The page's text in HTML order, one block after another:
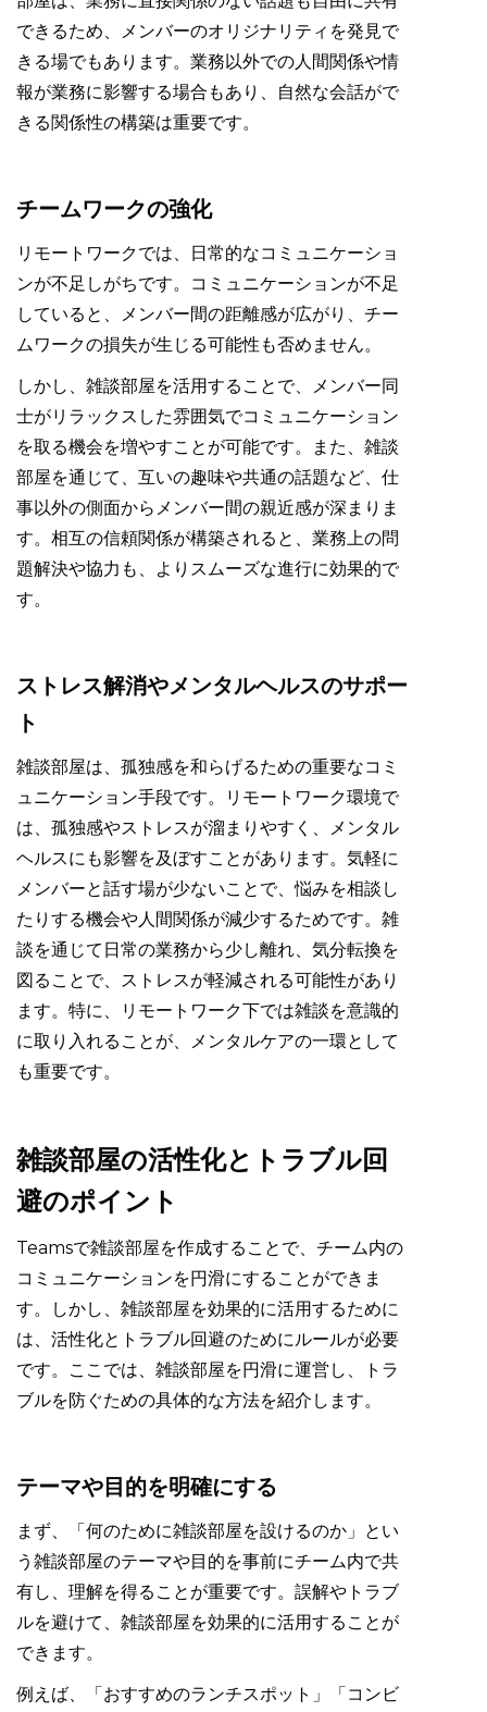
できるため、メンバーのオリジナリティを発見で
きる場でもあります。業務以外での人間関係や情
報が業務に影響する場合もあり、自然な会話がで
きる関係性の構築は重要です。
チームワークの強化
リモートワークでは、日常的なコミュニケーショ
ンが不足しがちです。コミュニケーションが不足
していると、メンバー間の距離感が広がり、チー
ムワークの損失が生じる可能性も否めません。
しかし、雑談部屋を活用することで、メンバー同
士がリラックスした雰囲気でコミュニケーション
を取る機会を増やすことが可能です。また、雑談
部屋を通じて、互いの趣味や共通の話題など、仕
事以外の側面からメンバー間の親近感が深まりま
す。相互の信頼関係が構築されると、業務上の問
題解決や協力も、よりスムーズな進行に効果的で
す。
ストレス解消やメンタルヘルスのサポー
ト
雑談部屋は、孤独感を和らげるための重要なコミ
ュニケーション手段です。リモートワーク環境で
は、孤独感やストレスが溜まりやすく、メンタル
ヘルスにも影響を及ぼすことがあります。気軽に
メンバーと話す場が少ないことで、悩みを相談し
たりする機会や人間関係が減少するためです。雑
談を通じて日常の業務から少し離れ、気分転換を
図ることで、ストレスが軽減される可能性があり
ます。特に、リモートワーク下では雑談を意識的
に取り入れることが、メンタルケアの一環として
も重要です。
雑談部屋の活性化とトラブル回
避のポイント
Teamsで雑談部屋を作成することで、チーム内の
コミュニケーションを円滑にすることができま
す。しかし、雑談部屋を効果的に活用するために
は、活性化とトラブル回避のためにルールが必要
です。ここでは、雑談部屋を円滑に運営し、トラ
ブルを防ぐための具体的な方法を紹介します。
テーマや目的を明確にする
まず、「何のために雑談部屋を設けるのか」とい
う雑談部屋のテーマや目的を事前にチーム内で共
有し、理解を得ることが重要です。誤解やトラブ
ルを避けて、雑談部屋を効果的に活用することが
できます。
例えば、「おすすめのランチスポット」「コンビ